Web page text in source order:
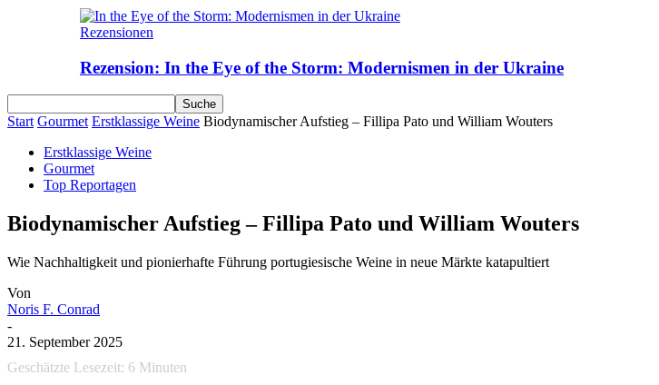
Rezensionen
Rezension: In the Eye of the Storm: Modernismen in der Ukraine
Start Gourmet Erstklassige Weine Biodynamischer Aufstieg – Fillipa Pato und William Wouters
Erstklassige Weine
Gourmet
Top Reportagen
Biodynamischer Aufstieg – Fillipa Pato und William Wouters
Wie Nachhaltigkeit und pionierhafte Führung portugiesische Weine in neue Märkte katapultiert
Von
Noris F. Conrad
-
21. September 2025
Geschätzte Lesezeit: 6 Minuten